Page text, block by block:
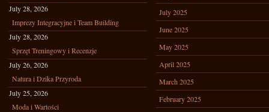
July 28, 2026
Imprezy Integracyjne i Team Building
July 28, 2026
Sprzęt Treningowy i Recenzje
July 26, 2026
Natura i Dzika Przyroda
July 25, 2026
Moda i Wartości
July 2025
June 2025
May 2025
April 2025
March 2025
February 2025